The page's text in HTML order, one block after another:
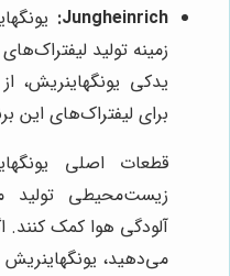
Jungheinrich:
زمینه تولید
یدکی یونگهاینریش،
برای لیفتراک‌های این
قطعات اصلی
زیست‌محیطی تولید
آلودگی هوا کمک
می‌دهید،